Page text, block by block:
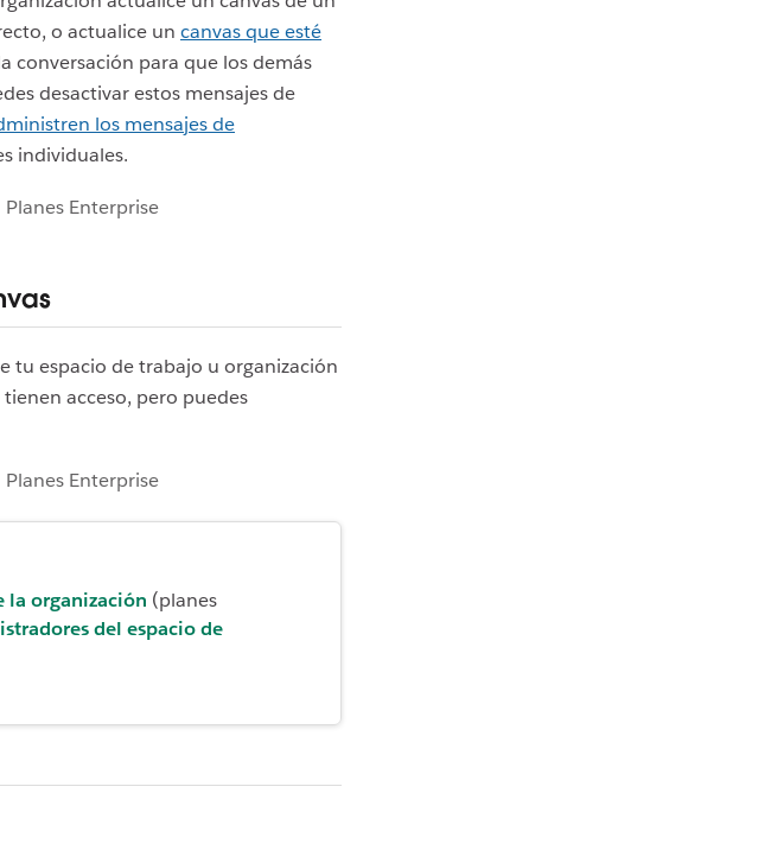
o actualice un canvas que esté
conversación para que los demás
desactivar estos mensajes de
los mensajes de
individuales.
Planes Enterprise
tu espacio de trabajo u organización
tienen acceso, pero puedes
Planes Enterprise
la organización (planes
del espacio de